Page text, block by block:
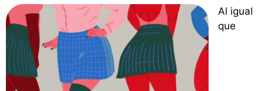
Al igual
que